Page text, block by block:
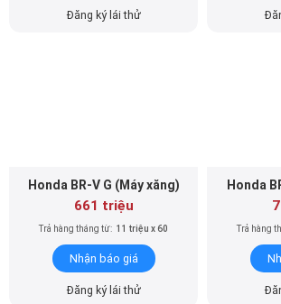
Đăng ký lái thử
Honda BR-V G (Máy xăng)
661 triệu
Trả hàng tháng từ: 11 triệu x 60
Nhận báo giá
Đăng ký lái thử
Honda
Trả hàng